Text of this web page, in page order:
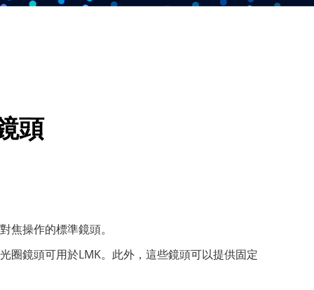
頭
焦操作的標準鏡頭。
圈鏡頭可用於LMK。此外，這些鏡頭可以提供固定